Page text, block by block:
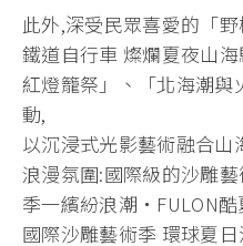
此外,深受民眾喜愛的「
鐵道自行車 燦爛夏夜山
紅燈籠祭」、「北海潮與
動,
以沉浸式光影藝術融合
浪漫氛圍:國際級的沙雕
季一繽紛浪潮・FULON
國際沙雕藝術季 環球夏